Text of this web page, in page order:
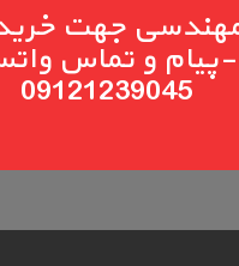
جهت خرید
پیام و تماس
09121239045